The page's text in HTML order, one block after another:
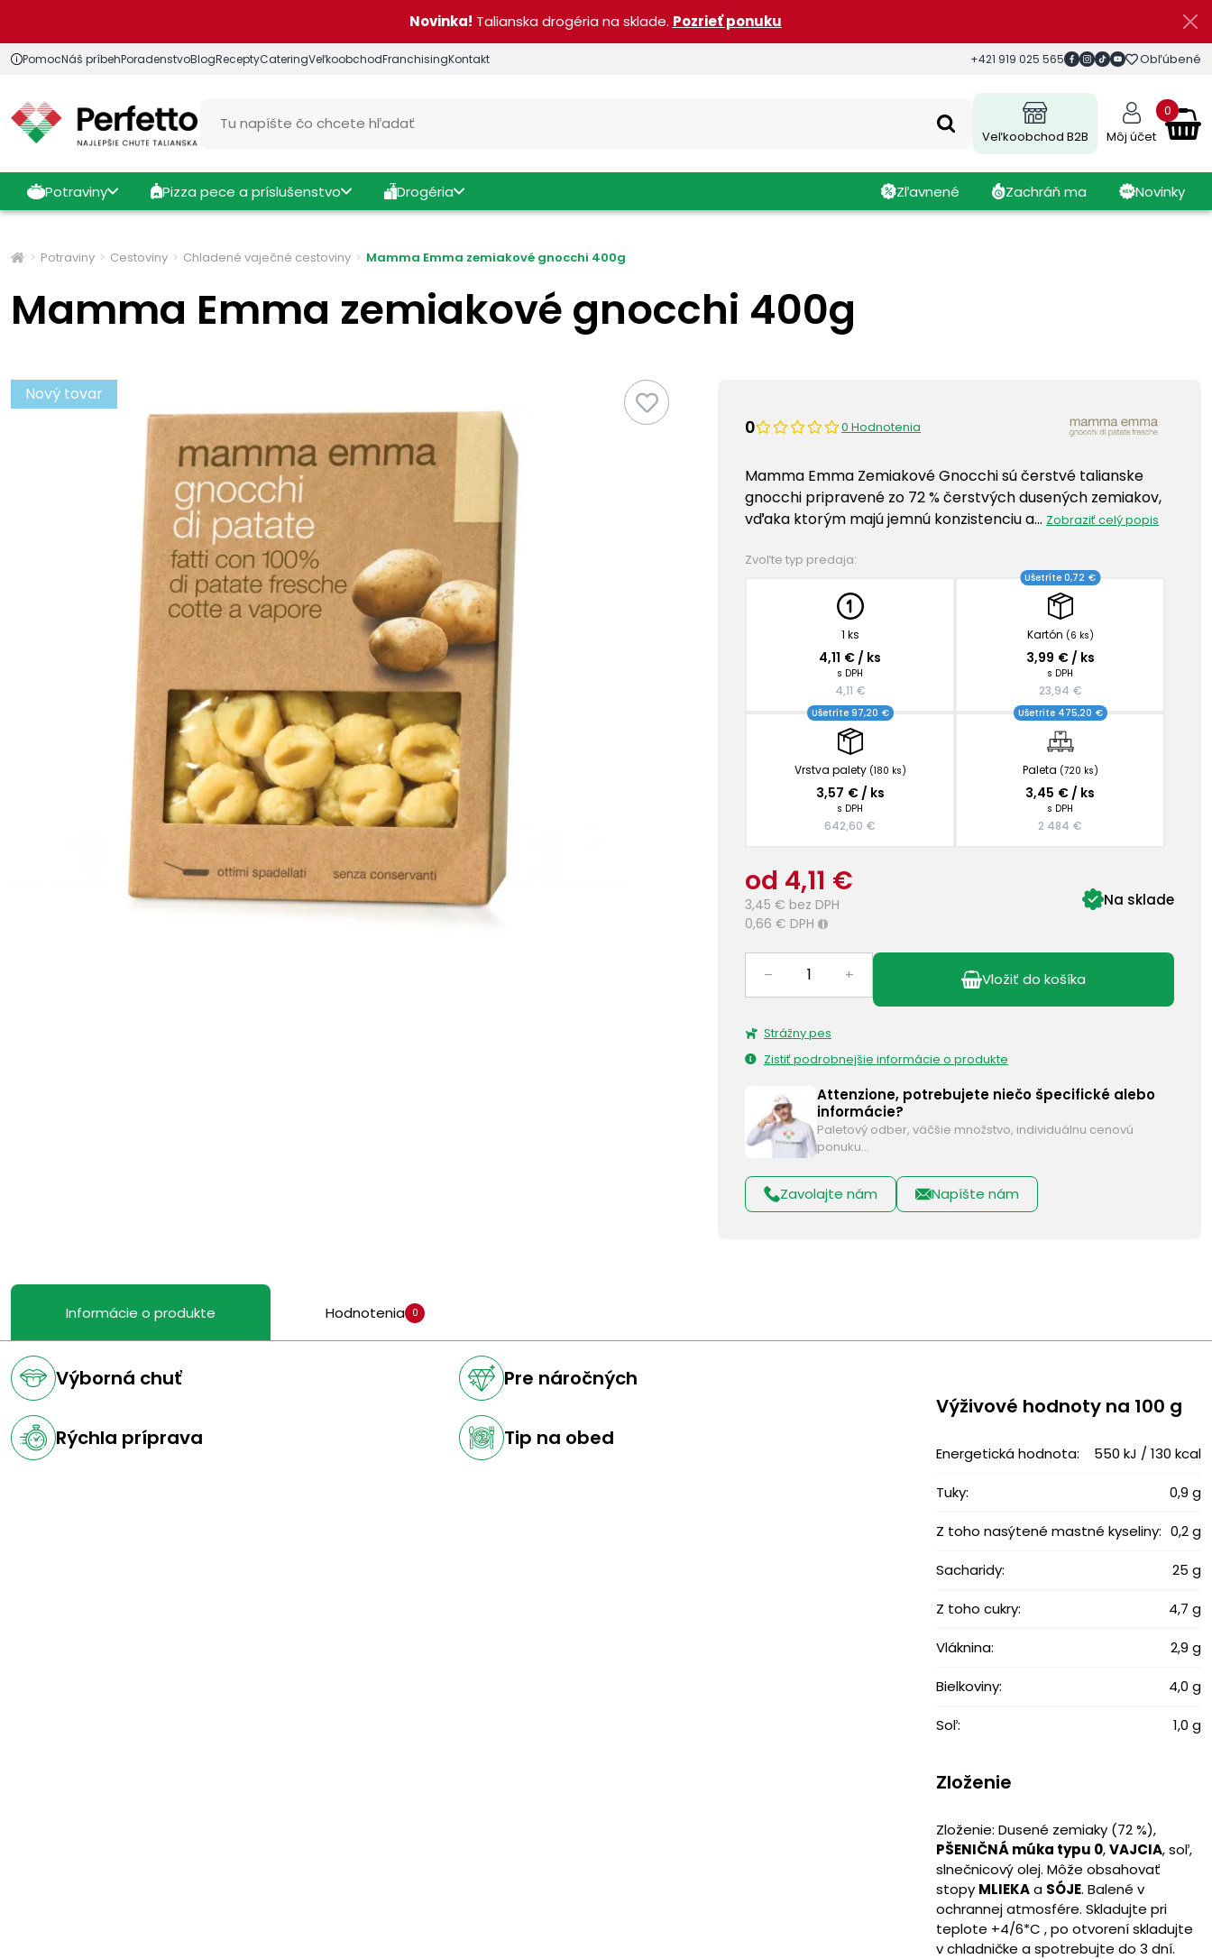
Novinka! Talianska drogéria na sklade. Pozrieť ponuku
PomocNáš príbehPoradenstvoBlogReceptyCateringVeľkoobchodFranchisingKontakt +421 919 025 565 Obľúbené
Veľkoobchod B2B Môj účet
0
Potraviny Pizza pece a príslušenstvo Drogéria Zľavnené Zachráň ma Novinky
Potraviny Cestoviny Chladené vaječné cestoviny Mamma Emma zemiakové gnocchi 400g
Mamma Emma zemiakové gnocchi 400g
Nový tovar
0 0 Hodnotenia
Mamma Emma Zemiakové Gnocchi sú čerstvé talianske
gnocchi pripravené zo 72 % čerstvých dusených zemiakov,
vďaka ktorým majú jemnú konzistenciu a… Zobraziť celý popis
Zvoľte typ predaja:
1 ks
4,11 € / ks
s DPH
4,11 €
Kartón (6 ks)
Ušetríte 0,72 €
3,99 € / ks
s DPH
23,94 €
Vrstva palety (180 ks)
Ušetríte 97,20 €
3,57 € / ks
s DPH
642,60 €
Paleta (720 ks)
Ušetríte 475,20 €
3,45 € / ks
s DPH
2 484 €
od 4,11 €
3,45 € bez DPH
0,66 € DPH i
Na sklade
– + Vložiť do košíka
Strážny pes
Zistiť podrobnejšie informácie o produkte
Attenzione, potrebujete niečo špecifické alebo
informácie?
Paletový odber, väčšie množstvo, individuálnu cenovú
ponuku…
Zavolajte nám Napíšte nám
Informácie o produkte Hodnotenia 0
Výborná chuť Pre náročných
Rýchla príprava Tip na obed
Výživové ​​hodnoty na 100 g
Energetická hodnota: 550 kJ / 130 kcal
Tuky: 0,9 g
Z toho nasýtené mastné kyseliny: 0,2 g
Sacharidy: 25 g
Z toho cukry: 4,7 g
Vláknina: 2,9 g
Bielkoviny: 4,0 g
Soľ: 1,0 g
Zloženie
Zloženie: Dusené zemiaky (72 %),
PŠENIČNÁ múka typu 0,VAJCIA, soľ,
slnečnicový olej. Môže obsahovať
stopy MLIEKAa SÓJE. Balené v
ochrannej atmosfére. Skladujte pri
teplote +4/6*C , po otvorení skladujte
v chladničke a spotrebujte do 3 dní.